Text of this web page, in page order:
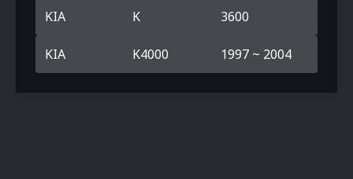
KIA K 3600
KIA K4000 1997 ~ 2004